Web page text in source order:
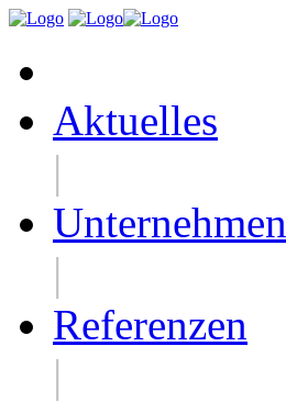
Aktuelles
|
Unternehmen
|
Referenzen
|